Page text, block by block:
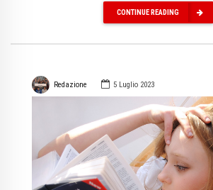
CONTINUE READING
Redazione 5 Luglio 2023